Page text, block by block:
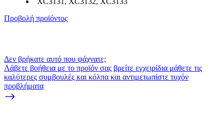
Προβολή προϊόντος
Δεν βρήκατε αυτό που ψάχνατε;
Λάβετε βοήθεια με το προϊόν σας βρείτε εγχειρίδια μάθετε τις
καλύτερες συμβουλές και κόλπα και αντιμετωπίστε τυχόν
προβλήματα